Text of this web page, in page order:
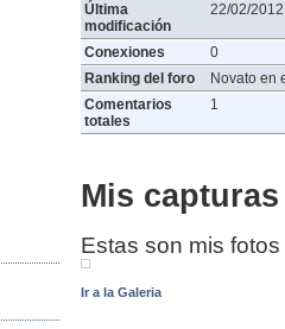
Última
modificación
22/02/
Conexiones
0
Ranking del foro
Novato en
Comentarios
totales
1
Mis
Estas son mis
Ir a la Galeria